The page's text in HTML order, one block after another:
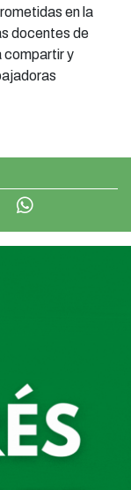
en la
docentes de
compartir y